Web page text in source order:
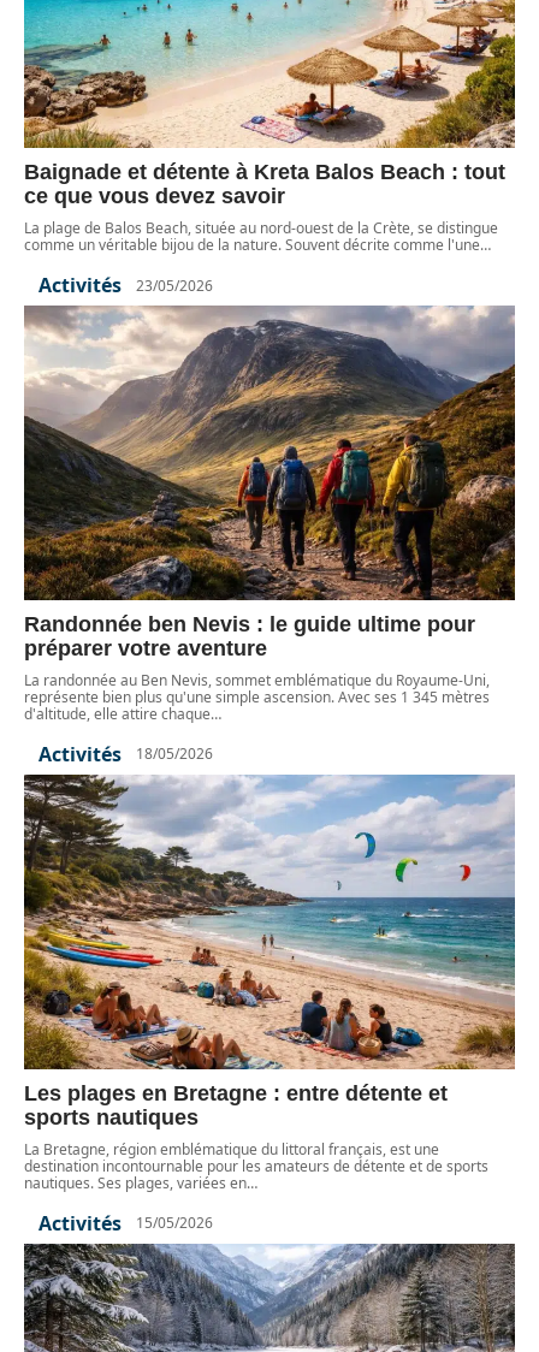
Baignade et détente à Kreta Balos Beach : tout
ce que vous devez savoir
La plage de Balos Beach, située au nord-ouest de la Crète, se distingue
comme un véritable bijou de la nature. Souvent décrite comme l'une…
Activités 23/05/2026
Randonnée ben Nevis : le guide ultime pour
préparer votre aventure
La randonnée au Ben Nevis, sommet emblématique du Royaume-Uni,
représente bien plus qu'une simple ascension. Avec ses 1 345 mètres
d'altitude, elle attire chaque…
Activités 18/05/2026
Les plages en Bretagne : entre détente et
sports nautiques
La Bretagne, région emblématique du littoral français, est une
destination incontournable pour les amateurs de détente et de sports
nautiques. Ses plages, variées en…
Activités 15/05/2026